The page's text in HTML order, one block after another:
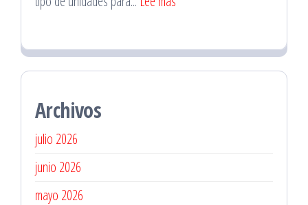
Vehículos
Archivos
julio 2026
junio 2026
mayo 2026